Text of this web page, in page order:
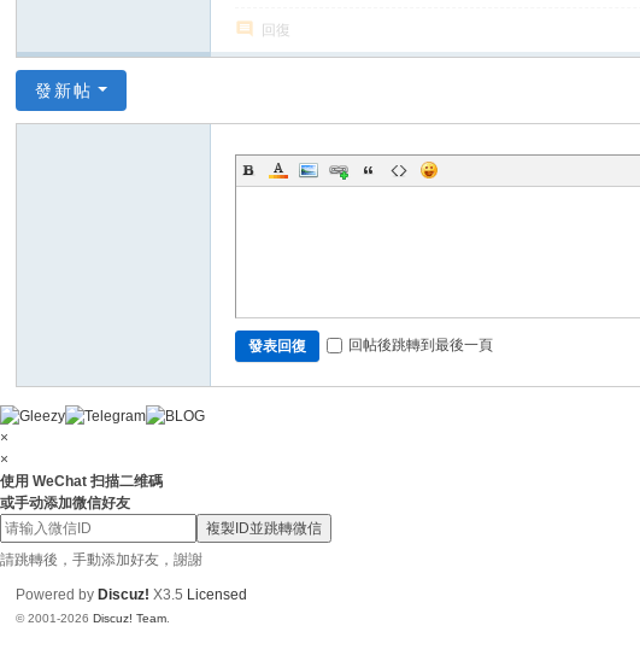
zy
N
回復
發新帖
發表回復 回帖後跳轉到最後一頁
×
×
使用 WeChat 扫描二维碼
或手动添加微信好友
複製ID並跳轉微信
請跳轉後，手動添加好友，謝謝
Powered by Discuz! X3.5 Licensed
© 2001-2026Discuz! Team